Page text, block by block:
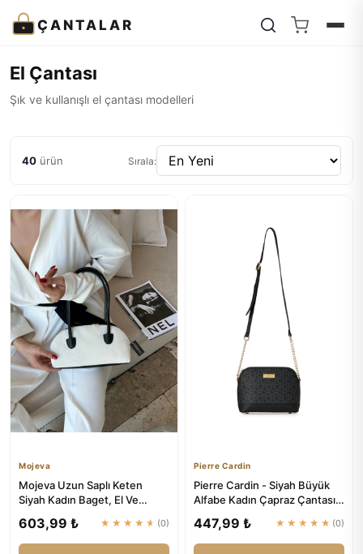
ÇANTALAR
El Çantası
Şık ve kullanışlı el çantası modelleri
40 ürün Sırala:
Mojeva
Mojeva Uzun Saplı Keten
Siyah Kadın Baget, El Ve
603,99 ₺ ★★★★★ (0)
Pierre Cardin
Pierre Cardin - Siyah Büyük
Alfabe Kadın Çapraz Çantası
447,99 ₺ ★★★★★ (0)